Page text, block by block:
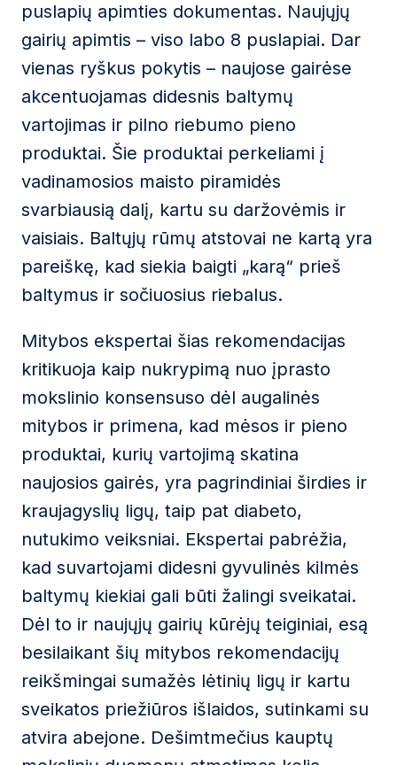
puslapių apimties dokumentas. Naujųjų
gairių apimtis – viso labo 8 puslapiai. Dar
vienas ryškus pokytis – naujose gairėse
akcentuojamas didesnis baltymų
vartojimas ir pilno riebumo pieno
produktai. Šie produktai perkeliami į
vadinamosios maisto piramidės
svarbiausią dalį, kartu su daržovėmis ir
vaisiais. Baltųjų rūmų atstovai ne kartą yra
pareiškę, kad siekia baigti „karą“ prieš
baltymus ir sočiuosius riebalus.
Mitybos ekspertai šias rekomendacijas
kritikuoja kaip nukrypimą nuo įprasto
mokslinio konsensuso dėl augalinės
mitybos ir primena, kad mėsos ir pieno
produktai, kurių vartojimą skatina
naujosios gairės, yra pagrindiniai širdies ir
kraujagyslių ligų, taip pat diabeto,
nutukimo veiksniai. Ekspertai pabrėžia,
kad suvartojami didesni gyvulinės kilmės
baltymų kiekiai gali būti žalingi sveikatai.
Dėl to ir naujųjų gairių kūrėjų teiginiai, esą
besilaikant šių mitybos rekomendacijų
reikšmingai sumažės lėtinių ligų ir kartu
sveikatos priežiūros išlaidos, sutinkami su
atvira abejone. Dešimtmečius kauptų